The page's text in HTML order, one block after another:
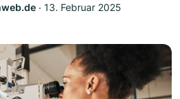
‧ 13. Februar 2025